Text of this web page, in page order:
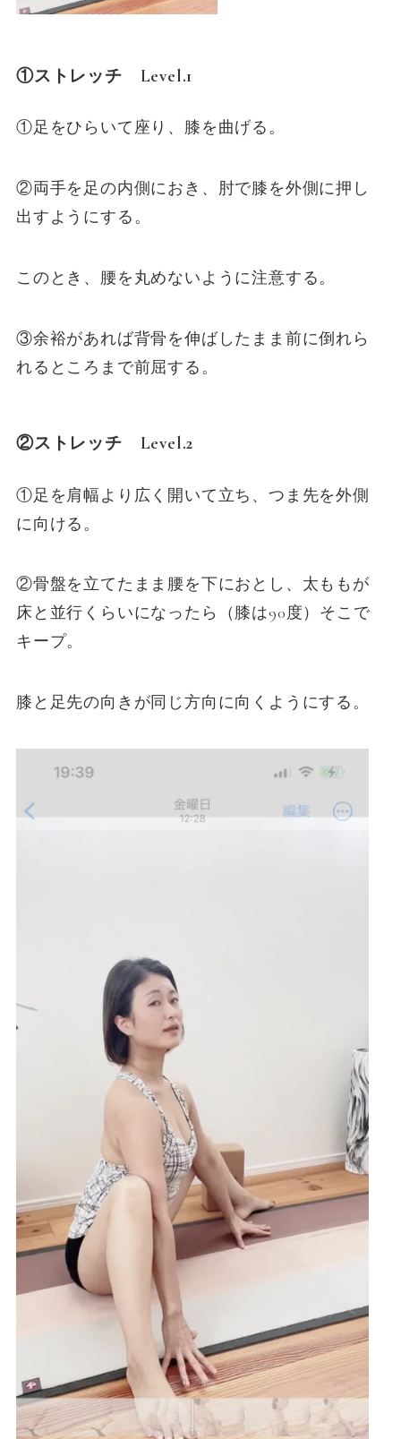
①ストレッチ Level.1
①足をひらいて座り、膝を曲げる。
②両手を足の内側におき、肘で膝を外側に押し
出すようにする。
このとき、腰を丸めないように注意する。
③余裕があれば背骨を伸ばしたまま前に倒れら
れるところまで前屈する。
②ストレッチ Level.2
①足を肩幅より広く開いて立ち、つま先を外側
に向ける。
②骨盤を立てたまま腰を下におとし、太ももが
床と並行くらいになったら（膝は90度）そこで
キープ。
膝と足先の向きが同じ方向に向くようにする。